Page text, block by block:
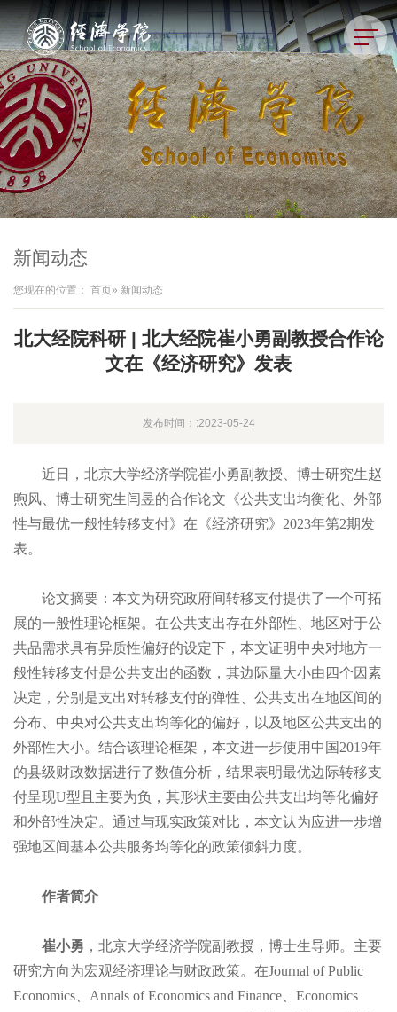
新闻动态
您现在的位置： 首页» 新闻动态
北大经院科研 | 北大经院崔小勇副教授合作论
文在《经济研究》发表
发布时间：:2023-05-24
近日，北京大学经济学院崔小勇副教授、博士研究生赵
煦风、博士研究生闫昱的合作论文《公共支出均衡化、外部
性与最优一般性转移支付》在《经济研究》2023年第2期发
表。
论文摘要：本文为研究政府间转移支付提供了一个可拓
展的一般性理论框架。在公共支出存在外部性、地区对于公
共品需求具有异质性偏好的设定下，本文证明中央对地方一
般性转移支付是公共支出的函数，其边际量大小由四个因素
决定，分别是支出对转移支付的弹性、公共支出在地区间的
分布、中央对公共支出均等化的偏好，以及地区公共支出的
外部性大小。结合该理论框架，本文进一步使用中国2019年
的县级财政数据进行了数值分析，结果表明最优边际转移支
付呈现U型且主要为负，其形状主要由公共支出均等化偏好
和外部性决定。通过与现实政策对比，本文认为应进一步增
强地区间基本公共服务均等化的政策倾斜力度。
作者简介
崔小勇 ，北京大学经济学院副教授，博士生导师。主要
研究方向为宏观经济理论与财政政策。在Journal of Public
Economics、Annals of Economics and Finance、Economics